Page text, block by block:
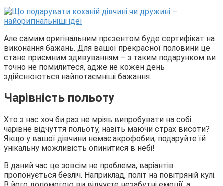
Але самим оригінальним презентом буде сертифікат на
виконання бажань. Для вашої прекрасної половини це
стане приємним здивуванням – з таким подарунком ви
точно не помилитеся, адже не кожен день
здійснюються найпотаємніші бажання.
Чарівність польоту
Хто з нас хоч би раз не мріяв випробувати на собі
чарівне відчуття польоту, навіть маючи страх висоти?
Якщо у вашої дівчини немає акрофобии, подаруйте їй
унікальну можливість опинитися в небі!
В даний час це зовсім не проблема, варіантів
пропонується безліч. Наприклад, політ на повітряній кулі.